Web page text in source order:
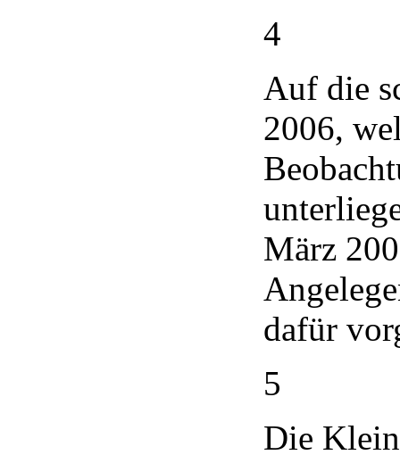
4
Auf die
2006,
März
dafür
5
Die